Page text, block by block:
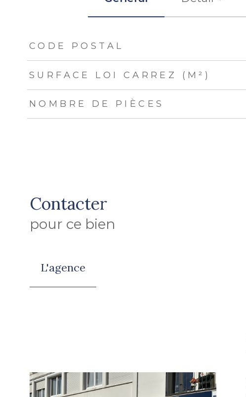
TRAD_ZEPHYR_Caracteristique
CODE POSTAL
SURFACE LOI CARREZ (M²)
NOMBRE DE PIÈCES
Contacter
pour ce bien
L'agence